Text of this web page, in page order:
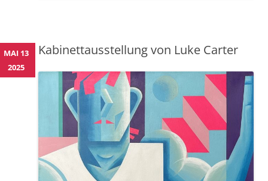
Kabinettausstellung von Luke Carter
MAI 13
2025